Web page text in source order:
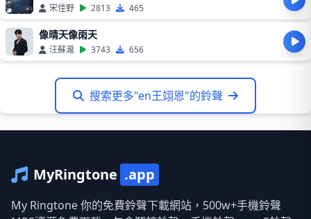
宋佳野 2813 465
像晴天像雨天
汪蘇瀧 3743 656
搜索更多"en王翊恩"的鈴聲
MyRingtone .app
My Ringtone 你的免費鈴聲下載網站，500w+手機鈴聲